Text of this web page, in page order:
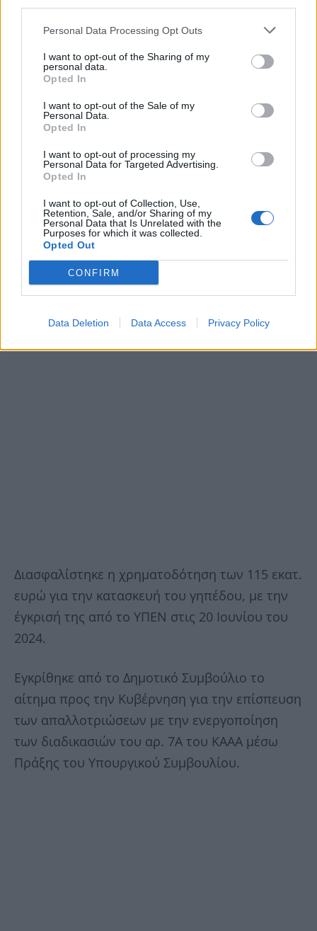
Personal Data Processing Opt Outs
I want to opt-out of the Sharing of my
personal data.
Opted In
I want to opt-out of the Sale of my
Personal Data.
Opted In
I want to opt-out of processing my
Personal Data for Targeted Advertising.
Opted In
I want to opt-out of Collection, Use,
Retention, Sale, and/or Sharing of my
Personal Data that Is Unrelated with the
Purposes for which it was collected.
Opted Out
CONFIRM
Data Deletion Data Access Privacy Policy
Συμβούλιο Αρχιτεκτονικής και από τη Γενική
Γραμματεία Αθλητισμού, ενώ φροντίσαμε να
ανανεωθεί η Έγκριση Περιβαλλοντικών Όρων
του γηπέδου.
Παράλληλα, κινηθήκαμε με την ίδια
αποτελεσματικότητα και ταχύτητα για την
Ανάπλασης όπως:
Διασφαλίστηκε η χρηματοδότηση των 115 εκατ.
ευρώ για την κατασκευή του γηπέδου, με την
έγκρισή της από το ΥΠΕΝ στις 20 Ιουνίου του
2024.
Εγκρίθηκε από το Δημοτικό Συμβούλιο το
αίτημα προς την Κυβέρνηση για την επίσπευση
των απαλλοτριώσεων με την ενεργοποίηση
των διαδικασιών του αρ. 7Α του ΚΑΑΑ μέσω
Πράξης του Υπουργικού Συμβουλίου.